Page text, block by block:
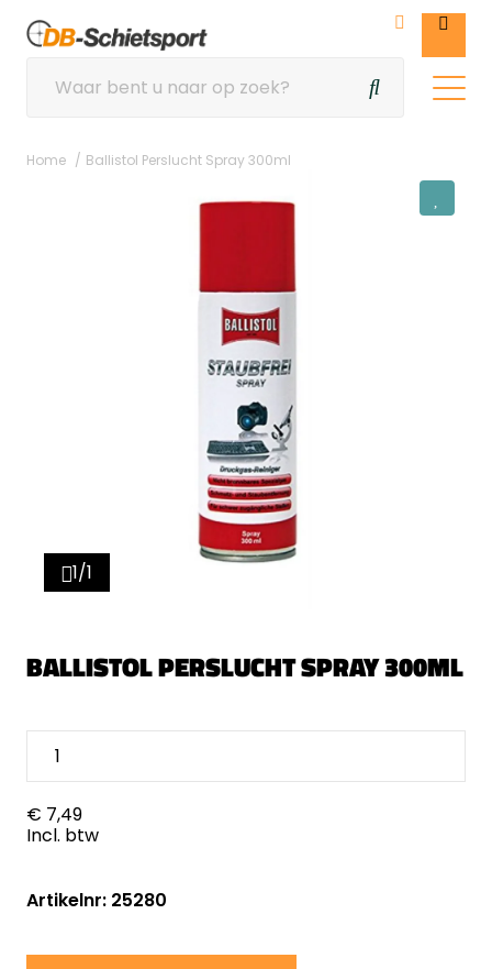
Home Ballistol Perslucht Spray 300ml
1/1
BALLISTOL PERSLUCHT SPRAY 300ML
€ 7,49
Incl. btw
Artikelnr: 25280